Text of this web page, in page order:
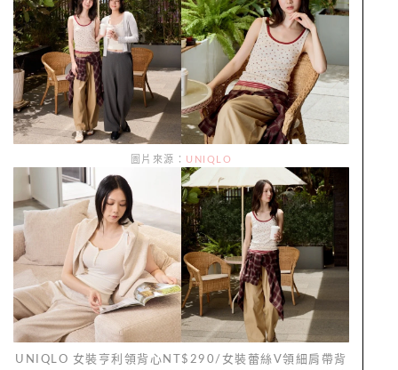
圖片來源： UNIQLO
UNIQLO 女裝亨利領背心NT$290/女裝蕾絲V領細肩帶背